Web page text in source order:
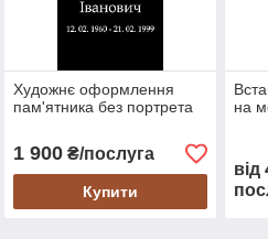
Художнє оформлення
пам'ятника без портрета
1 900₴/послуга
Купити
на
від